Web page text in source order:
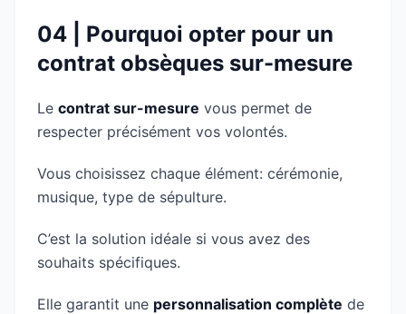
04 | Pourquoi opter pour un
contrat obsèques sur-mesure
Le contrat sur-mesure vous permet de
respecter précisément vos volontés.
Vous choisissez chaque élément: cérémonie,
musique, type de sépulture.
C’est la solution idéale si vous avez des
souhaits spécifiques.
Elle garantit une personnalisation complète de